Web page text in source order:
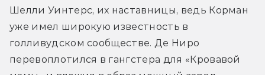
Шелли Уинтерс, их наставницы, ведь Корман
уже имел широкую известность в
голливудском сообществе. Де Ниро
перевоплотился в гангстера для «Кровавой